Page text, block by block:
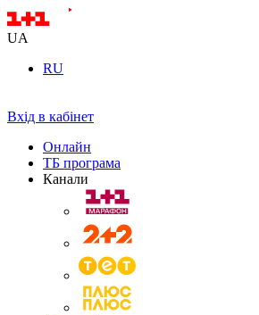
UA
RU
Вхід в кабінет
Онлайн
ТБ програма
Канали